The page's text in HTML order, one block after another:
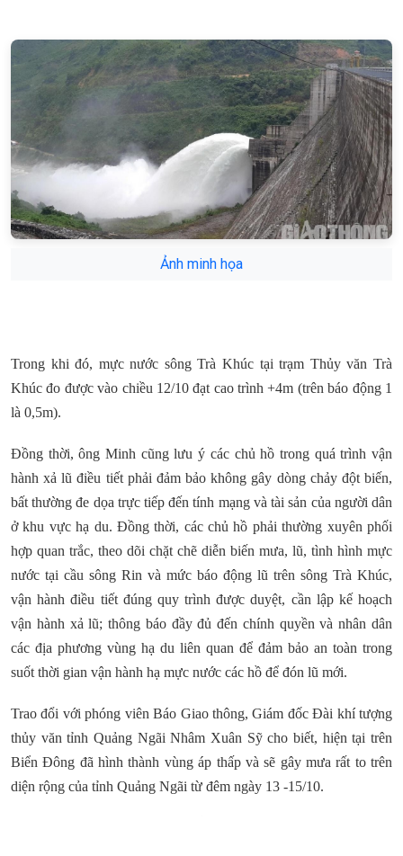
Ảnh minh họa
Trong khi đó, mực nước sông Trà Khúc tại trạm Thủy văn Trà
Khúc đo được vào chiều 12/10 đạt cao trình +4m (trên báo động 1
là 0,5m).
Đồng thời, ông Minh cũng lưu ý các chủ hồ trong quá trình vận
hành xả lũ điều tiết phải đảm bảo không gây dòng chảy đột biến,
bất thường đe dọa trực tiếp đến tính mạng và tài sản của người dân
ở khu vực hạ du. Đồng thời, các chủ hồ phải thường xuyên phối
hợp quan trắc, theo dõi chặt chẽ diễn biến mưa, lũ, tình hình mực
nước tại cầu sông Rin và mức báo động lũ trên sông Trà Khúc,
vận hành điều tiết đúng quy trình được duyệt, cần lập kế hoạch
vận hành xả lũ; thông báo đầy đủ đến chính quyền và nhân dân
các địa phương vùng hạ du liên quan để đảm bảo an toàn trong
suốt thời gian vận hành hạ mực nước các hồ để đón lũ mới.
Trao đổi với phóng viên Báo Giao thông, Giám đốc Đài khí tượng
thủy văn tỉnh Quảng Ngãi Nhâm Xuân Sỹ cho biết, hiện tại trên
Biển Đông đã hình thành vùng áp thấp và sẽ gây mưa rất to trên
diện rộng của tỉnh Quảng Ngãi từ đêm ngày 13 -15/10.